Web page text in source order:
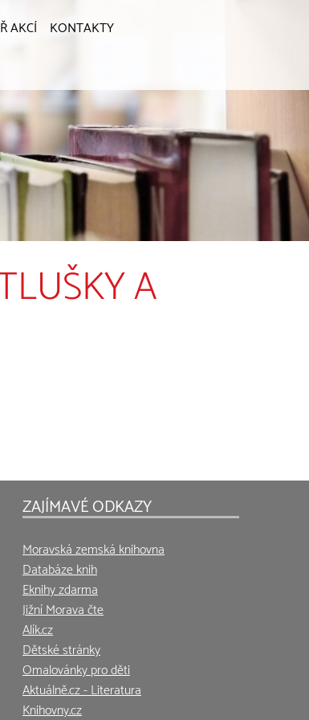
AKCÍ
KONTAKTY
A
ZAJÍMAVÉ ODKAZY
Moravská zemská knihovna
Databáze knih
Eknihy zdarma
Jižní Morava čte
Alík.cz
Dětské stránky
Omalovánky pro děti
Aktuálně.cz - Literatura
Knihovny.cz